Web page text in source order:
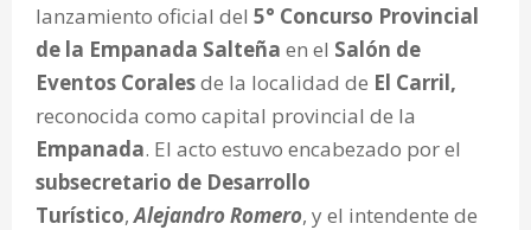
lanzamiento oficial del 5° Concurso Provincial
de la Empanada Salteña en el Salón de
Eventos Coralesde la localidad de El Carril,
reconocida como capital provincial de la
Empanada. El acto estuvo encabezado por el
subsecretario de Desarrollo
Turístico,Alejandro Romero, y el intendente de